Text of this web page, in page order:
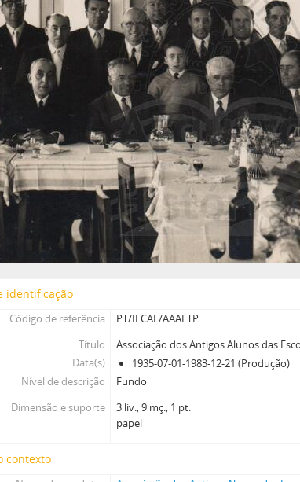
identificação
Código de referência
PT/ILCAE/AAAETP
Título
Associação dos Antigos Alunos das
Data(s)
1935-07-01-1983-12-21 (Produção)
Nível de descrição
Fundo
Dimensão e suporte
3 liv.; 9 mç.; 1 pt.
papel
contexto